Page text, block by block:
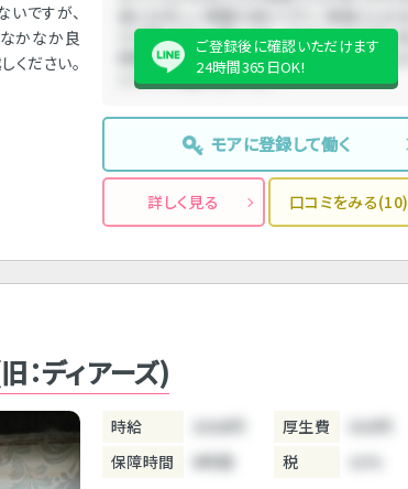
ですが、
かなか良
ください。
たり障りのない感じです。 引かれものが多く短
時間なのであまり稼げませんが、翌日早いとき
にサクッと稼げるのでま....
ご登録後に確認いただけます
24時間365日OK!
モアに登録して働く
詳しく見る 口コミをみる(10)
：ディアーズ)
時給 3000円 厚生費
保障時間
6時間 税